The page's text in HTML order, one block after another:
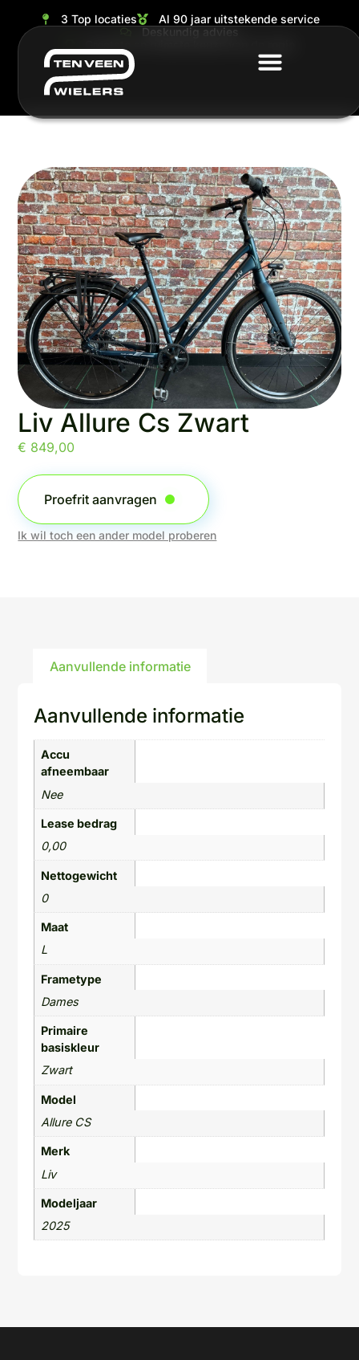
3 Top locaties
Al 90 jaar uitstekende service
Deskundig advies
Liv Allure Cs Zwart
€ 849,00
Proefrit aanvragen
Ik wil toch een ander model proberen
Aanvullende informatie
Aanvullende informatie
Accu
afneembaar
Nee
Lease bedrag
0,00
Nettogewicht
0
Maat
L
Frametype
Dames
Primaire
basiskleur
Zwart
Model
Allure CS
Merk
Liv
Modeljaar
2025